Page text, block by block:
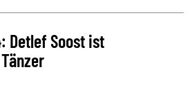
Detlef Soost ist